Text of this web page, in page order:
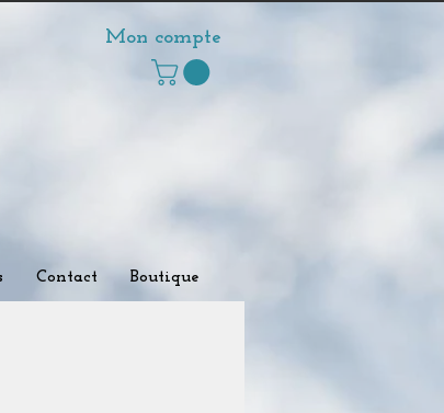
Mon compte
Contact Boutique